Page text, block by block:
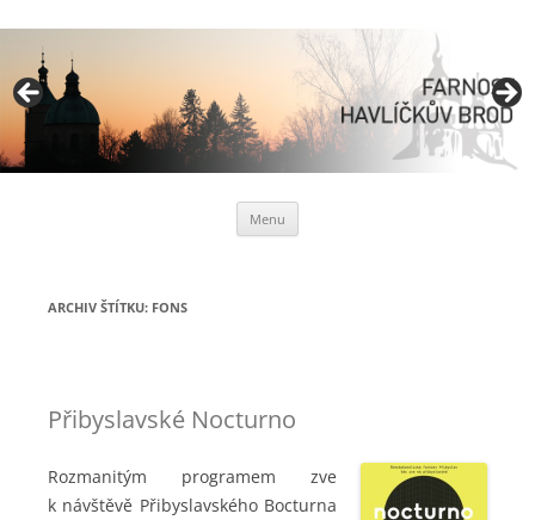
Římskokatolická farnost
Havlíčkův Brod
Menu
ARCHIV ŠTÍTKU: FONS
Přibyslavské Nocturno
Rozmanitým programem zve
k návštěvě Přibyslavského Bocturna